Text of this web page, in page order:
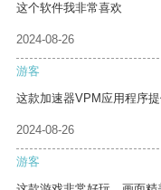
这个软件我非常喜欢
2024-08-26
游客
这款加速器VPM应用程序
2024-08-26
游客